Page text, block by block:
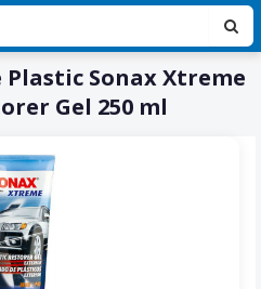
Sonax Xtreme
Gel 250 ml